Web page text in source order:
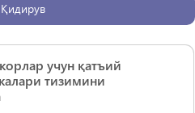
Қидирув
учун қатъий
тизимини